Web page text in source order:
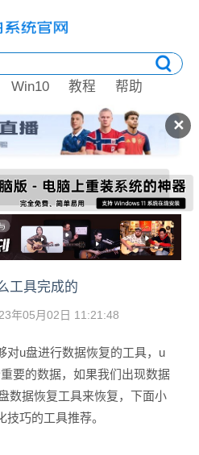
✕
Win10 教程 帮助
工具完成的
年05月02日 11:21:48
对u盘进行数据恢复的工具，u
要的数据，如果我们出现数据
数据恢复工具来恢复，下面小
巧的工具推荐。